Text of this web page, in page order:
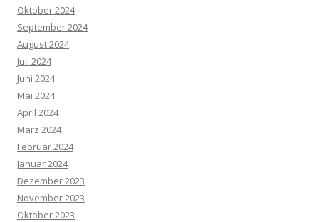
Oktober 2024
September 2024
August 2024
Juli 2024
Juni 2024
Mai 2024
April 2024
März 2024
Februar 2024
Januar 2024
Dezember 2023
November 2023
Oktober 2023